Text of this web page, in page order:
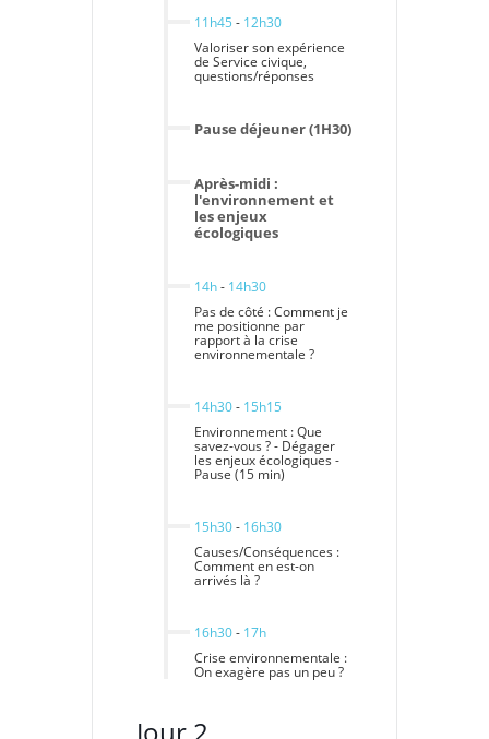
11h45 - 12h30
Valoriser son expérience
de Service civique,
questions/réponses
Pause déjeuner (1H30)
Après-midi :
l'environnement et
les enjeux
écologiques
14h- 14h30
Pas de côté : Comment je
me positionne par
rapport à la crise
environnementale ?
14h30- 15h15
Environnement : Que
savez-vous ? - Dégager
les enjeux écologiques -
Pause (15 min)
15h30- 16h30
Causes/Conséquences :
Comment en est-on
arrivés là ?
16h30- 17h
Crise environnementale :
On exagère pas un peu ?